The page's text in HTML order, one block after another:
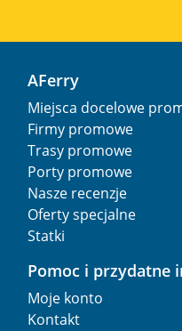
AFerry
Miejsca docelowe
Firmy promowe
Trasy promowe
Porty promowe
Nasze recenzje
Oferty specjalne
Statki
Pomoc i przydatne
Moje konto
Kontakt